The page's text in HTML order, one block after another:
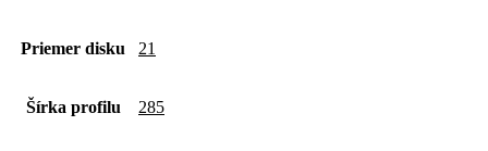
Priemer disku 21
Šírka profilu 285